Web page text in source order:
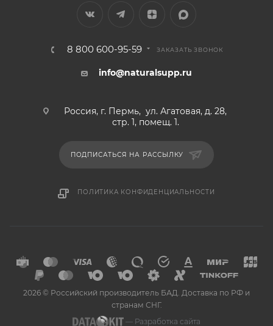
8 800 600-95-59 ЗАКАЗАТЬ ЗВОНОК
info@naturalsupp.ru
Россия, г. Пермь, ул. Агатовая, д. 28,
стр. 1, помещ. 1.
ПОДПИСАТЬСЯ НА РАССЫЛКУ
ПОЛИТИКА КОНФИДЕНЦИАЛЬНОСТИ
2026 © Российский производитель БАД. Доставка по РФ и
странам СНГ.
— Разработка сайта